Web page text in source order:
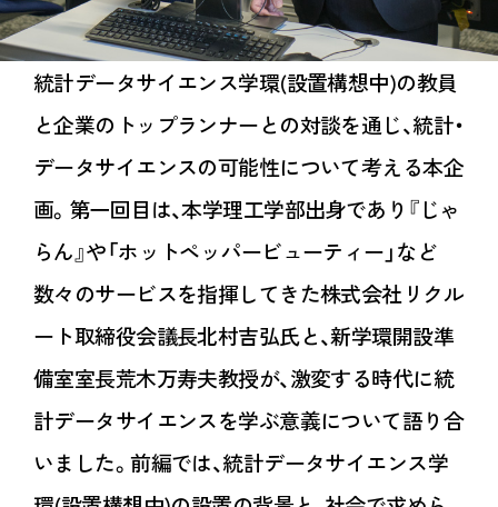
統計データサイエンス学環(設置構想中)の教員
と企業のトップランナーとの対談を通じ、統計・
データサイエンスの可能性について考える本企
画。第一回目は、本学理工学部出身であり『じゃ
らん』や「ホットペッパービューティー」など
数々のサービスを指揮してきた株式会社リクル
ート取締役会議長北村吉弘氏と、新学環開設準
備室室長荒木万寿夫教授が、激変する時代に統
計データサイエンスを学ぶ意義について語り合
いました。前編では、統計データサイエンス学